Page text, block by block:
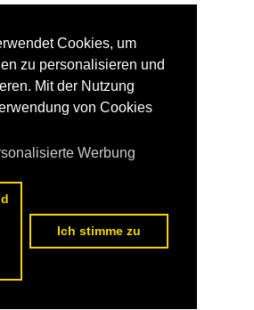
Cookies, um
zu personalisieren und
Mit der Nutzung
von Cookies
Werbung
Ich stimme zu